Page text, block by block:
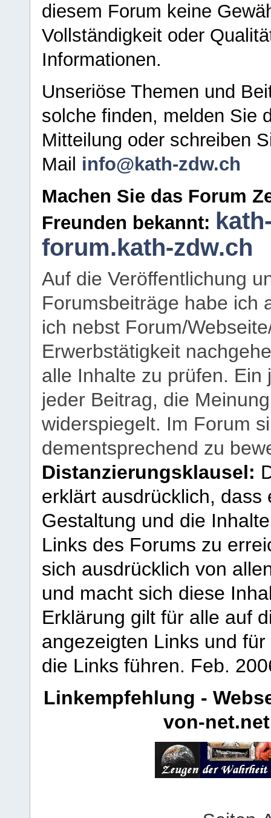
diesem Forum keine
Vollständigkeit oder
Informationen.
Unseriöse Themen und
solche finden, melden Sie
Mitteilung oder schreiben
Mail info@kath-zdw.ch
Machen Sie das Forum
Freunden bekannt:
forum.kath-zdw.ch
Auf die Veröffentlichung
Forumsbeiträge habe ich
ich nebst Forum/
Erwerbstätigkeit
alle Inhalte zu prüfen.
jeder Beitrag, die
widerspiegelt. Im Forum
dementsprechend zu
Distanzierungsklausel:
erklärt ausdrücklich,
Gestaltung und die
Links des Forums zu
sich ausdrücklich von
und macht sich diese
Erklärung gilt für alle auf
angezeigten Links und
die Links führen. Feb.
Linkempfehlung -
von-net.net